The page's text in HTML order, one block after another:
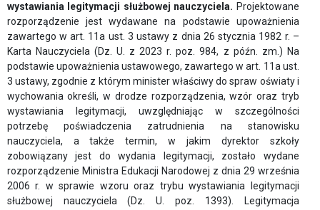
REGULAMIN
RADY
ZWIĄZKU;
REGULAMIN
ZGROMADZENIA
OGÓLNEGO
Regulamin
udziału
w
wydarzeniach
organizowanych
wystawiania legitymacji służbowej nauczyciela. Projektowane
rozporządzenie jest wydawane na podstawie upoważnienia
zawartego w art. 11a ust. 3 ustawy z dnia 26 stycznia 1982 r. –
Karta Nauczyciela (Dz. U. z 2023 r. poz. 984, z późn. zm.) Na
podstawie upoważnienia ustawowego, zawartego w art. 11a ust.
3 ustawy, zgodnie z którym minister właściwy do spraw oświaty i
wychowania określi, w drodze rozporządzenia, wzór oraz tryb
wystawiania legitymacji, uwzględniając w szczególności
potrzebę poświadczenia zatrudnienia na stanowisku
nauczyciela, a także termin, w jakim dyrektor szkoły
zobowiązany jest do wydania legitymacji, zostało wydane
rozporządzenie Ministra Edukacji Narodowej z dnia 29 września
2006 r. w sprawie wzoru oraz trybu wystawiania legitymacji
służbowej nauczyciela (Dz. U. poz. 1393). Legitymacja